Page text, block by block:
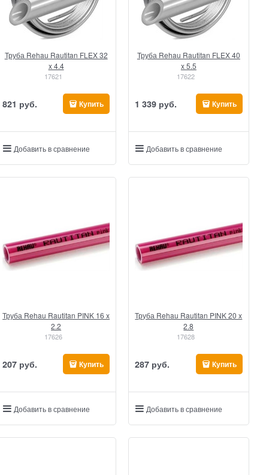
Труба Rehau Rautitan FLEX 32
x 4.4
17621
821 руб. Купить
Добавить в сравнение
Труба Rehau Rautitan FLEX 40
x 5.5
17622
1 339 руб. Купить
Добавить в сравнение
Труба Rehau Rautitan PINK 16 x
2.2
17626
207 руб. Купить
Добавить в сравнение
Труба Rehau Rautitan PINK 20 x
2.8
17628
287 руб. Купить
Добавить в сравнение